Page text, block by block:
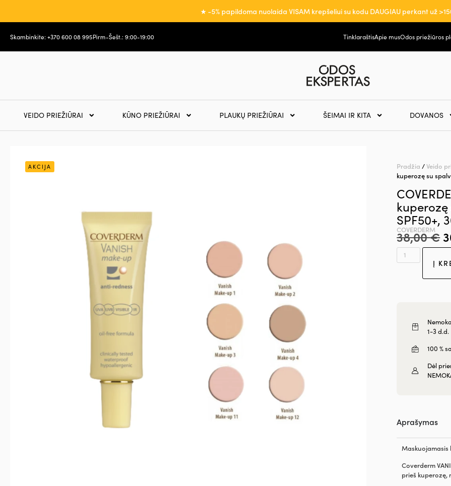
★ -5% papildoma nuolaida VISAM krepšeliui su kodu DAUGIAU perkant už
Skambinkite: +370 600 08 995Pirm-Šešt.: 9:00-19:00 TinklaraštisApie musOdos priežiūros
VEIDO PRIEŽIŪRAI KŪNO PRIEŽIŪRAI PLAUKŲ PRIEŽIŪRAI ŠEIMAI IR KITA DOVANOS
AKCIJA Pradžia /Veido
kuperozę su
kuperozę
SPF50+,
COVERDERM
38,00€
Į
1-3 d.d.
100 %
Dėl
Aprašymas
Maskuojamasis
Coverderm
prieš kuperozę,